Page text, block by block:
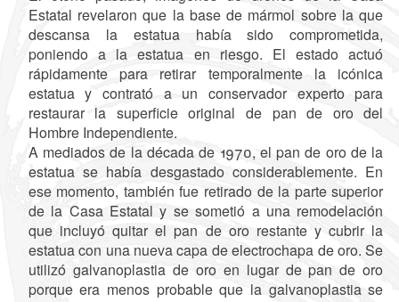
Estatal revelaron que la base de mármol sobre la que
descansa la estatua había sido comprometida,
poniendo a la estatua en riesgo. El estado actuó
rápidamente para retirar temporalmente la icónica
estatua y contrató a un conservador experto para
restaurar la superficie original de pan de oro del
Hombre Independiente.
A mediados de la década de 1970, el pan de oro de la
estatua se había desgastado considerablemente. En
ese momento, también fue retirado de la parte superior
de la Casa Estatal y se sometió a una remodelación
que incluyó quitar el pan de oro restante y cubrir la
estatua con una nueva capa de electrochapa de oro. Se
utilizó galvanoplastia de oro en lugar de pan de oro
porque era menos probable que la galvanoplastia se